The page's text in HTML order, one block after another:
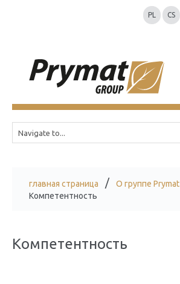
PL CS
главная страница
O группе Prymat
Компетентность
Компетентность